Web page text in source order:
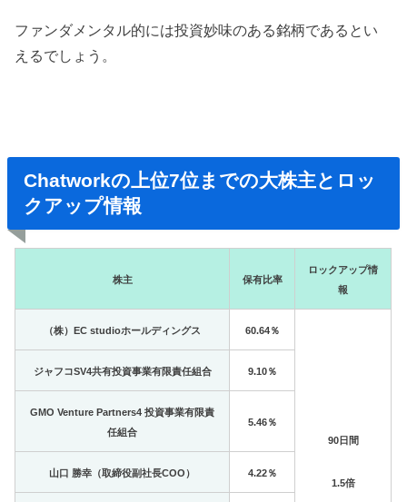
ファンダメンタル的には投資妙味のある銘柄であるとい
えるでしょう。
Chatworkの上位7位までの大株主とロッ
クアップ情報
株主 保有比率
ロックアップ情
報
（株）EC studioホールディングス 60.64％
90日間
1.5倍
ジャフコSV4共有投資事業有限責任組合 9.10％
GMO Venture Partners4 投資事業有限責
任組合
5.46％
山口 勝幸（取締役副社長COO） 4.22％